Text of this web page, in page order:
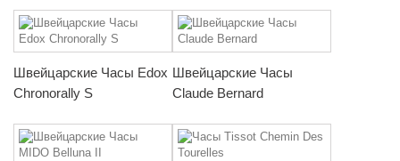
Швейцарские Часы Edox
Chronorally S
Швейцарские Часы
Claude Bernard